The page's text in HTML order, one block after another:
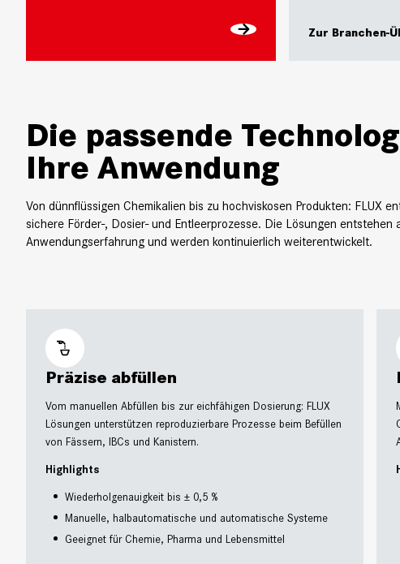
Zur Branchen-
Die passende
Ihre Anwendung
Von dünnflüssigen Chemikalien bis zu hochviskosen Produkten: FLUX
sichere Förder-, Dosier- und Entleerprozesse. Die Lösungen entstehen
Anwendungserfahrung und werden kontinuierlich weiterentwickelt.
Präzise abfüllen
Vom manuellen Abfüllen bis zur eichfähigen Dosierung: FLUX
Lösungen unterstützen reproduzierbare Prozesse beim Befüllen
von Fässern, IBCs und Kanistern.
Highlights
Wiederholgenauigkeit bis ± 0,5 %
Manuelle, halbautomatische und automatische Systeme
Geeignet für Chemie, Pharma und Lebensmittel